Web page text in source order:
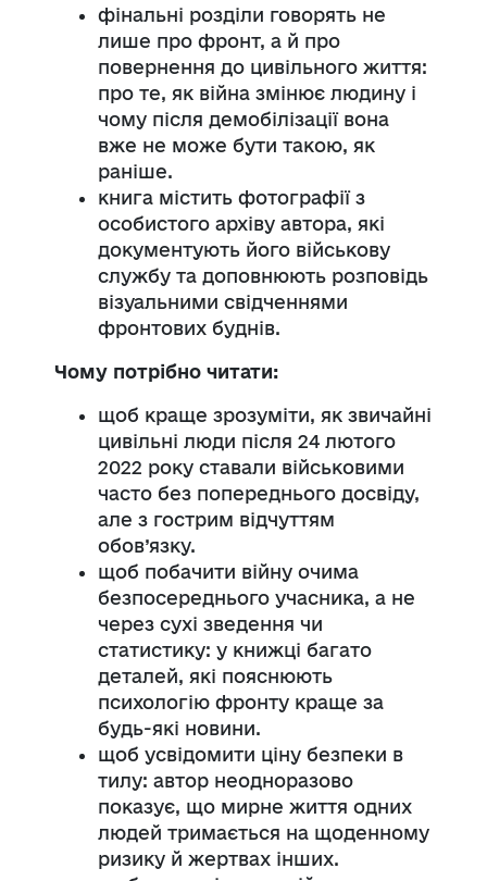
фінальні розділи говорять не
лише про фронт, а й про
повернення до цивільного життя:
про те, як війна змінює людину і
чому після демобілізації вона
вже не може бути такою, як
раніше.
книга містить фотографії з
особистого архіву автора, які
документують його військову
службу та доповнюють розповідь
візуальними свідченнями
фронтових буднів.
Чому потрібно читати:
щоб краще зрозуміти, як звичайні
цивільні люди після 24 лютого
2022 року ставали військовими
часто без попереднього досвіду,
але з гострим відчуттям
обов’язку.
щоб побачити війну очима
безпосереднього учасника, а не
через сухі зведення чи
статистику: у книжці багато
деталей, які пояснюють
психологію фронту краще за
будь-які новини.
щоб усвідомити ціну безпеки в
тилу: автор неодноразово
показує, що мирне життя одних
людей тримається на щоденному
ризику й жертвах інших.